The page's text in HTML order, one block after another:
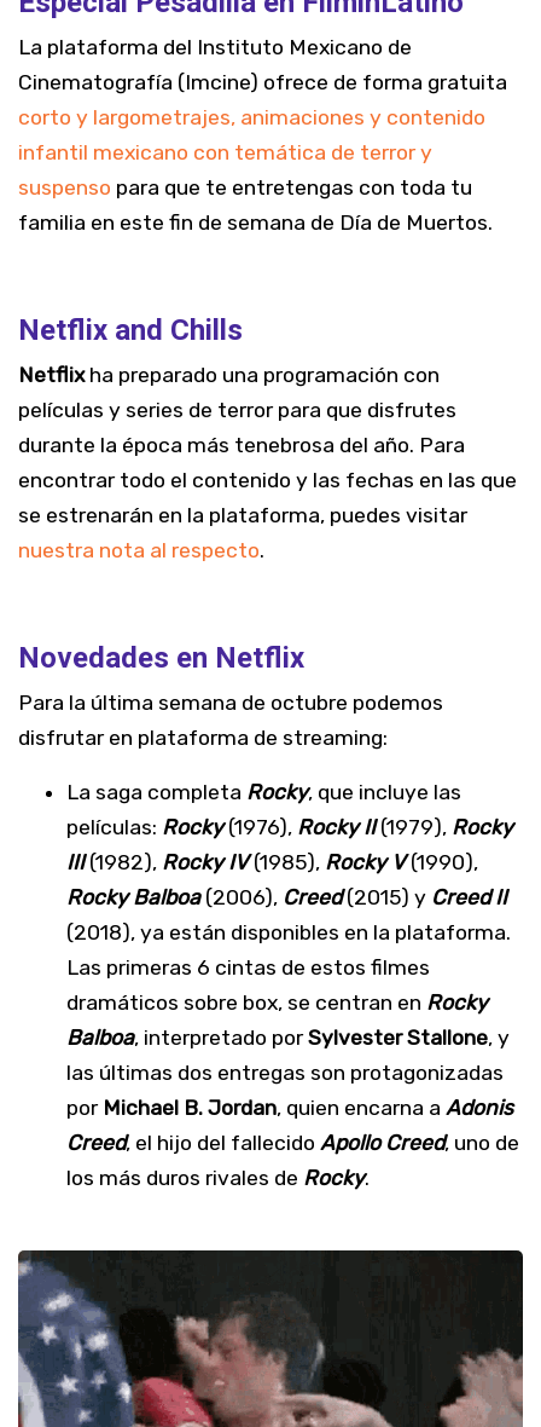
La plataforma del Instituto Mexicano de
Cinematografía (Imcine) ofrece de forma gratuita
corto y largometrajes, animaciones y contenido
infantil mexicano con temática de terror y
suspenso para que te entretengas con toda tu
familia en este fin de semana de Día de Muertos.
Netflix and Chills
Netflixha preparado una programación con
películas y series de terror para que disfrutes
durante la época más tenebrosa del año. Para
encontrar todo el contenido y las fechas en las que
se estrenarán en la plataforma, puedes visitar
nuestra nota al respecto.
Novedades en Netflix
Para la última semana de octubre podemos
disfrutar en plataforma de streaming:
La saga completa Rocky, que incluye las
películas: Rocky(1976), Rocky II(1979), Rocky
III(1982), Rocky IV(1985), Rocky V(1990),
Rocky Balboa(2006), Creed(2015) y Creed II
(2018), ya están disponibles en la plataforma.
Las primeras 6 cintas de estos filmes
dramáticos sobre box, se centran en Rocky
Balboa, interpretado porSylvester Stallone, y
las últimas dos entregas son protagonizadas
por Michael B. Jordan, quien encarna a Adonis
Creed, el hijo del fallecido Apollo Creed, uno de
los más duros rivales de Rocky.